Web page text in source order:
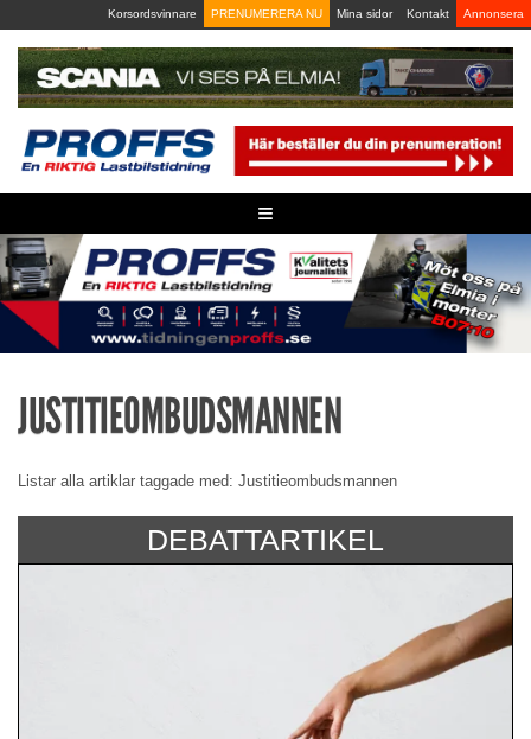
to
content
Korsordsvinnare PRENUMERERA NU Mina sidor Kontakt Annonsera
≡
JUSTITIEOMBUDSMANNEN
Listar alla artiklar taggade med: Justitieombudsmannen
DEBATTARTIKEL